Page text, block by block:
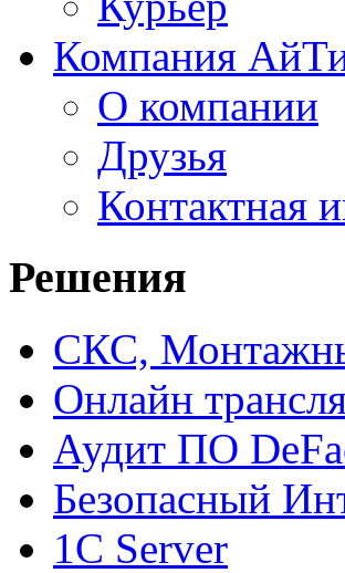
Компания
О компании
Друзья
Контактная
Решения
СКС,
Онлайн
Аудит ПО
Безопасный
1C Server